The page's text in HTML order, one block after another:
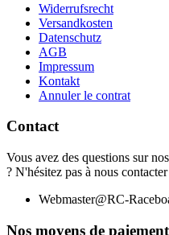
Widerrufsrecht
Versandkosten
Datenschutz
AGB
Impressum
Kontakt
Annuler le contrat
Contact
Vous avez des questions sur
? N'hésitez pas à nous
Webmaster@RC-
Nos moyens de paiement